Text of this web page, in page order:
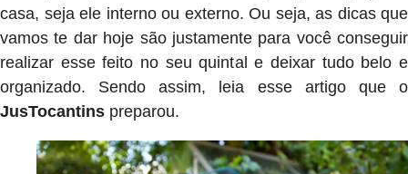
casa, seja ele interno ou externo. Ou seja, as dicas que
vamos te dar hoje são justamente para você conseguir
realizar esse feito no seu quintal e deixar tudo belo e
organizado. Sendo assim, leia esse artigo que o
JusTocantins preparou.